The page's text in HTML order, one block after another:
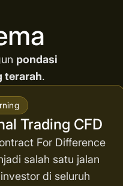
pondasi
terarah.
Trading CFD
For Difference
salah satu jalan
di seluruh